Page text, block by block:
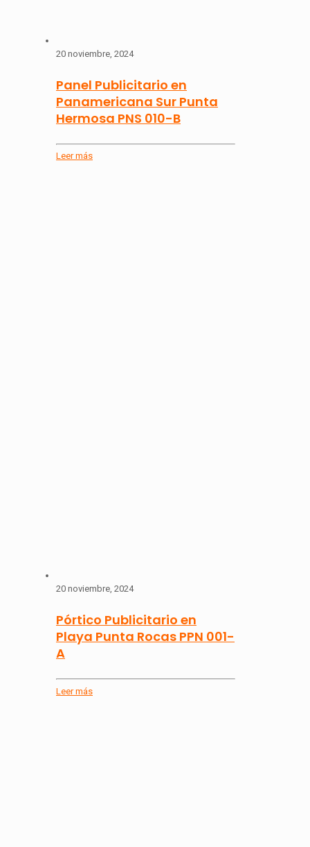
20 noviembre, 2024
Panel Publicitario en
Panamericana Sur Punta
Hermosa PNS 010-B
Leer más
20 noviembre, 2024
Pórtico Publicitario en
Playa Punta Rocas PPN 001-
A
Leer más